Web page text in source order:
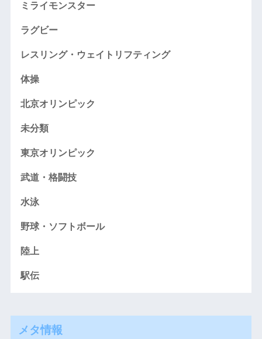
ミライモンスター
ラグビー
レスリング・ウェイトリフティング
体操
北京オリンピック
未分類
東京オリンピック
武道・格闘技
水泳
野球・ソフトボール
陸上
駅伝
メタ情報